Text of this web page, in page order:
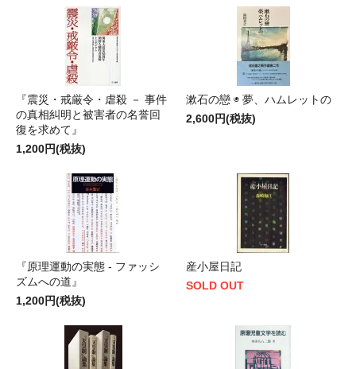
『震災・戒厳令・虐殺 － 事件
の真相糾明と被害者の名誉回
復を求めて』
1,200円(税抜)
漱石の戀 ◉ 夢、ハムレットの
2,600円(税抜)
『原理運動の実態 - ファッシ
ズムへの道』
1,200円(税抜)
産小屋日記
SOLD OUT